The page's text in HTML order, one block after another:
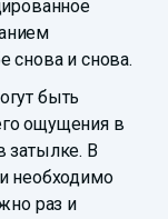
снова и снова.
быть
ощущения в
затылке. В
необходимо
раз и